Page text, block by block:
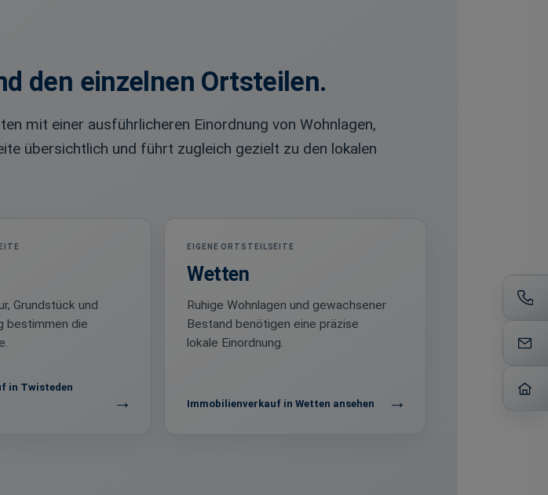
den einzelnen Ortsteilen.
mit einer ausführlicheren Einordnung von Wohnlagen,
übersichtlich und führt zugleich gezielt zu den lokalen
Grundstück und
bestimmen die
in Twisteden
EIGENE ORTSTEILSEITE
Wetten
Ruhige Wohnlagen und gewachsener
Bestand benötigen eine präzise
lokale Einordnung.
Immobilienverkauf in Wetten ansehen